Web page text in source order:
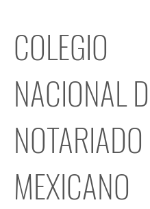
COLEGIO
NACIONAL
NOTARIADO
MEXICANO